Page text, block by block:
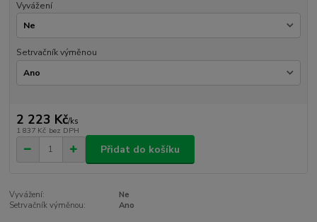
Vyvážení
Setrvačník výměnou
2 223 Kč/ks
1 837 Kč bez DPH
Přidat do košíku
Vyvážení:
Ne
Setrvačník výměnou:
Ano